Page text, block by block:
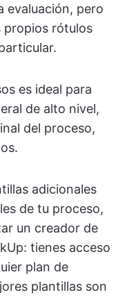
evaluación, pero
propios rótulos
es ideal para
de alto nivel,
del proceso,
adicionales
de tu proceso,
un creador de
tienes acceso
plan de
plantillas son